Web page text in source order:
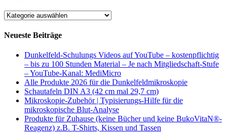
Kategorien
Neueste Beiträge
Dunkelfeld-Schulungs Videos auf YouTube – kostenpflichtig
– bis zu 100 Stunden Material – Je nach Mitgliedschaft-Stufe
– YouTube-Kanal: MediMicro
Alle Produkte 2026 für die Dunkelfeldmikroskopie
Schautafeln DIN A3 (42 cm mal 29,7 cm)
Mikroskopie-Zubehör | Typisierungs-Hilfe für die
mikroskopische Blut-Analyse
Produkte für Zuhause (keine Bücher und keine BukoVitaN®-
Reagenz) z.B. T-Shirts, Kissen und Tassen